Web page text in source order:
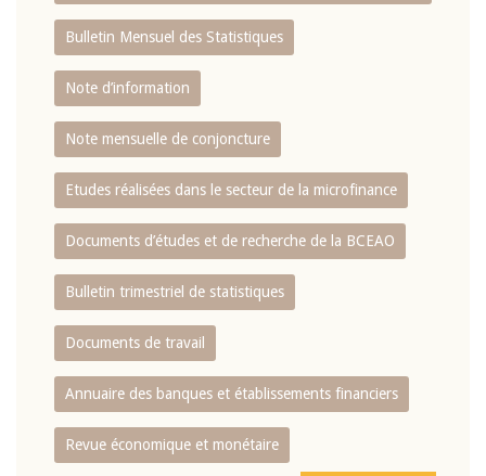
Bulletin Mensuel des Statistiques
Note d’information
Note mensuelle de conjoncture
Etudes réalisées dans le secteur de la microfinance
Documents d’études et de recherche de la BCEAO
Bulletin trimestriel de statistiques
Documents de travail
Annuaire des banques et établissements financiers
Revue économique et monétaire